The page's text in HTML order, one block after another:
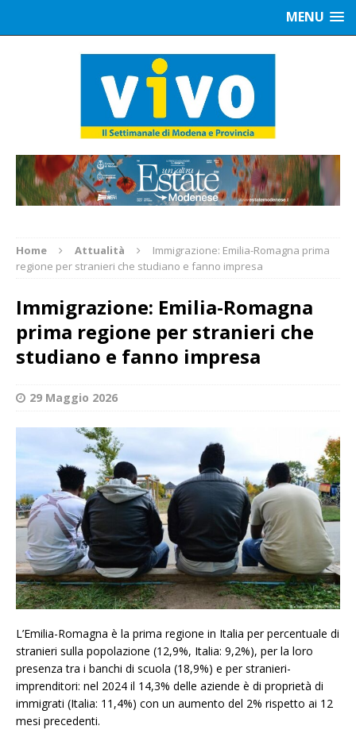
MENU
Home Attualità
Immigrazione: Emilia-Romagna prima
regione per stranieri che studiano e fanno impresa
Immigrazione: Emilia-Romagna
prima regione per stranieri che
studiano e fanno impresa
29 Maggio 2026
L’Emilia-Romagna è la prima regione in Italia per percentuale di
stranieri sulla popolazione (12,9%, Italia: 9,2%), per la loro
presenza tra i banchi di scuola (18,9%) e per stranieri-
imprenditori: nel 2024 il 14,3% delle aziende è di proprietà di
immigrati (Italia: 11,4%) con un aumento del 2% rispetto ai 12
mesi precedenti.